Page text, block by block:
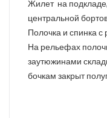
Жилет на
центральной
Полочка и спинка
На рельефах
заутюжинами
бочкам закрыт